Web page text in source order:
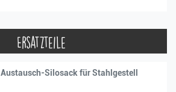
Ersatzteile
Austausch-Silosack für Stahlgestell